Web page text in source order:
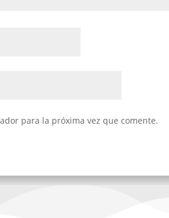
para la próxima vez que comente.